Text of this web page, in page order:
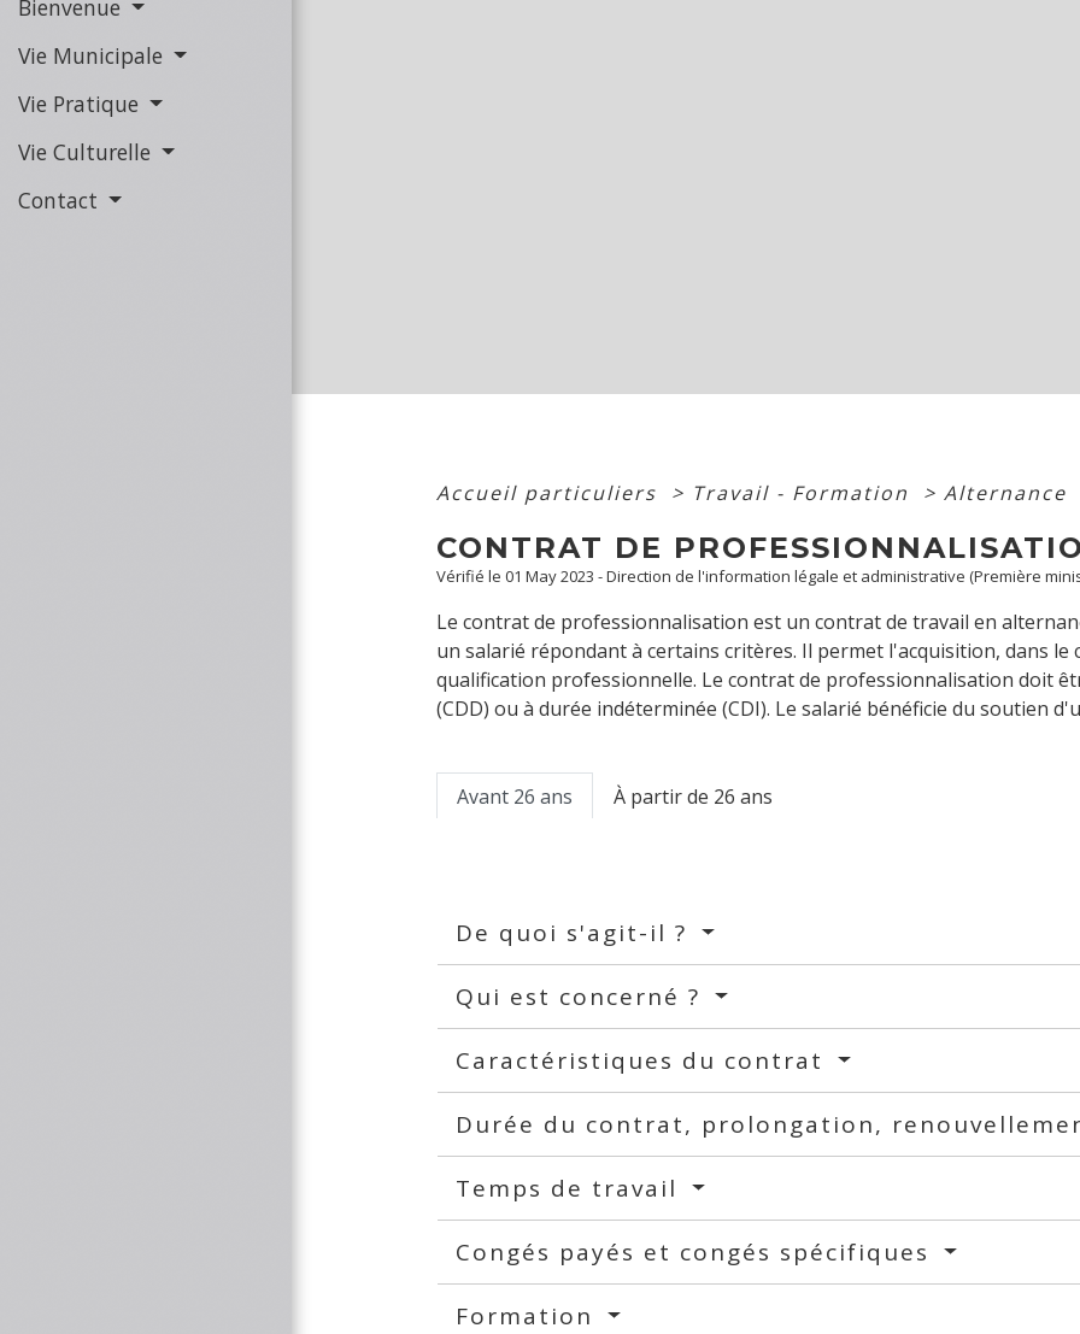
Bienvenue
Vie Municipale
Vie Pratique
Vie Culturelle
Contact
Accueil particuliers > Travail - Formation > Alternance
CONTRAT DE
Vérifié le 01 May 2023 - Direction de l'information légale et administrative (Première
Le contrat de professionnalisation est un contrat de travail en
un salarié répondant à certains critères. Il permet l'acquisition, dans
qualification professionnelle. Le contrat de professionnalisation doit
(CDD) ou à durée indéterminée (CDI). Le salarié bénéficie du soutien
Avant 26 ans À partir de 26 ans
De quoi s'agit-il ?
Qui est concerné ?
Caractéristiques du contrat
Durée du contrat, prolongation,
Temps de travail
Congés payés et congés spécifiques
Formation